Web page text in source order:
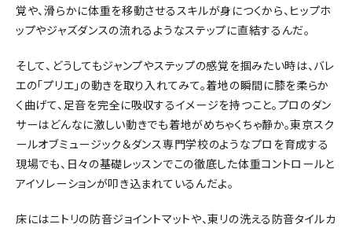
覚や、滑らかに体重を移動させるスキルが身につくから、ヒップホ
ップやジャズダンスの流れるようなステップに直結するんだ。
そして、どうしてもジャンプやステップの感覚を掴みたい時は、バレ
エの「プリエ」の動きを取り入れてみて。着地の瞬間に膝を柔らか
く曲げて、足音を完全に吸収するイメージを持つこと。プロのダン
サーはどんなに激しい動きでも着地がめちゃくちゃ静か。東京スク
ールオブミュージック＆ダンス専門学校のようなプロを育成する
現場でも、日々の基礎レッスンでこの徹底した体重コントロールと
アイソレーションが叩き込まれているんだよ。
床にはニトリの防音ジョイントマットや、東リの洗える防音タイルカ